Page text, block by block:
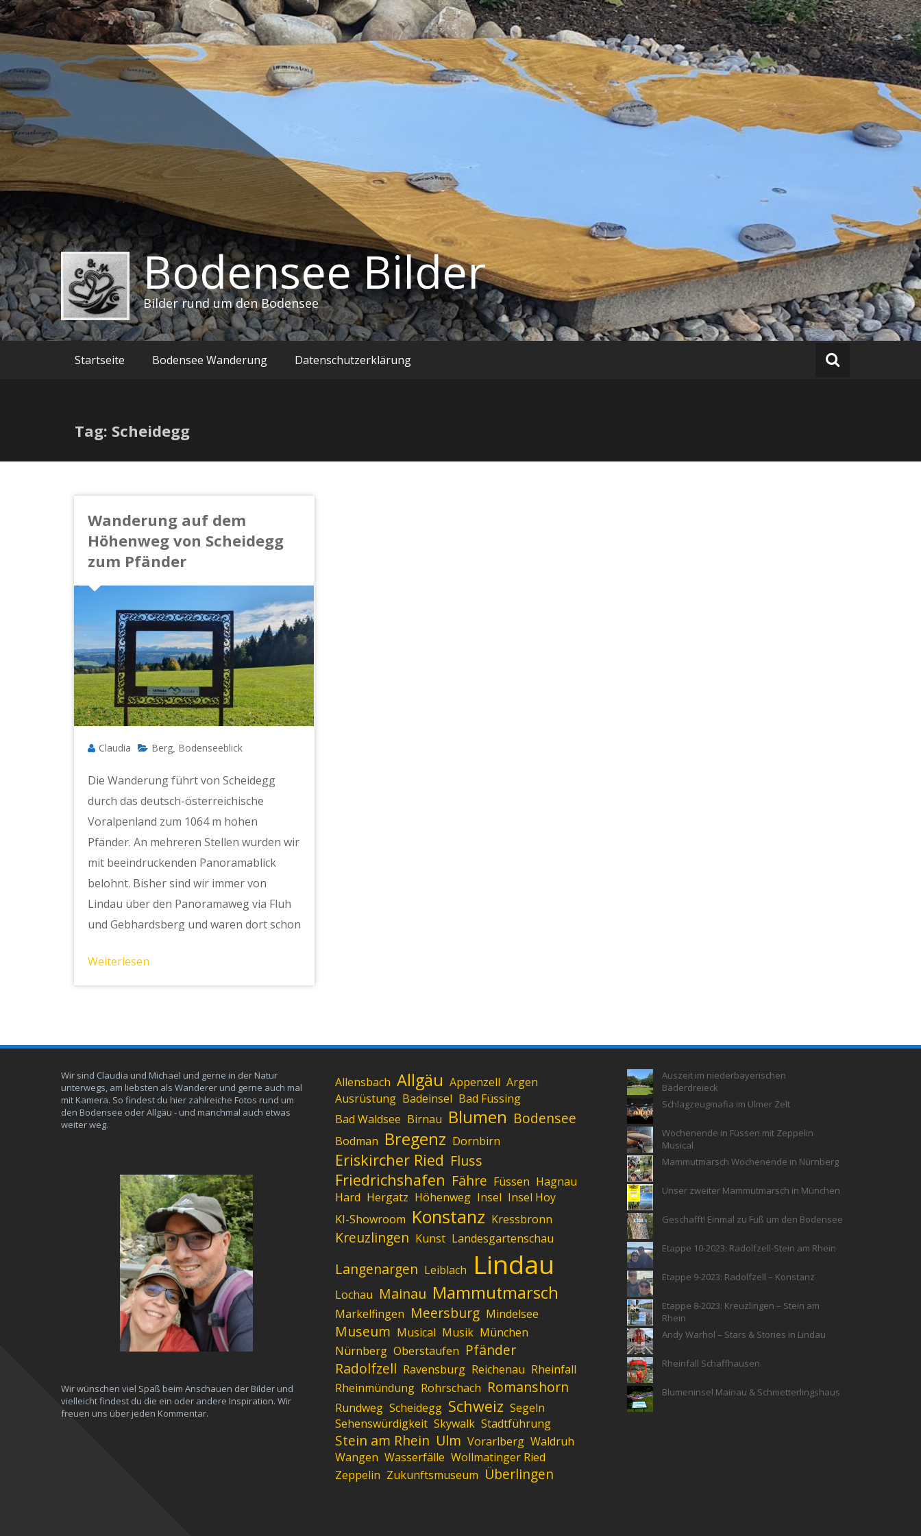
Zum
Inhalt
springen
Bodensee Bilder
Bilder rund um den Bodensee
Startseite Bodensee Wanderung Datenschutzerklärung
Tag: Scheidegg
Wanderung auf dem
Höhenweg von Scheidegg
zum Pfänder
Claudia Berg, Bodenseeblick
Die Wanderung führt von Scheidegg
durch das deutsch-österreichische
Voralpenland zum 1064 m hohen
Pfänder. An mehreren Stellen wurden wir
mit beeindruckenden Panoramablick
belohnt. Bisher sind wir immer von
Lindau über den Panoramaweg via Fluh
und Gebhardsberg und waren dort schon
Weiterlesen
Wir sind Claudia und Michael und gerne in der Natur
unterwegs, am liebsten als Wanderer und gerne auch mal
mit Kamera. So findest du hier zahlreiche Fotos rund um
den Bodensee oder Allgäu - und manchmal auch etwas
weiter weg.
Wir wünschen viel Spaß beim Anschauen der Bilder und
vielleicht findest du die ein oder andere Inspiration. Wir
freuen uns über jeden Kommentar.
Allensbach Allgäu Appenzell Argen
Ausrüstung Badeinsel Bad Füssing
Bad Waldsee Birnau Blumen Bodensee
Bodman Bregenz Dornbirn
Eriskircher Ried Fluss
Friedrichshafen Fähre Füssen Hagnau
Hard Hergatz Höhenweg Insel Insel Hoy
KI-Showroom Konstanz Kressbronn
Kreuzlingen Kunst Landesgartenschau
Langenargen Leiblach Lindau
Lochau Mainau Mammutmarsch
Markelfingen Meersburg Mindelsee
Museum Musical Musik München
Nürnberg Oberstaufen Pfänder
Radolfzell Ravensburg Reichenau Rheinfall
Rheinmündung Rohrschach Romanshorn
Rundweg Scheidegg Schweiz Segeln
Sehenswürdigkeit Skywalk Stadtführung
Stein am Rhein Ulm Vorarlberg Waldruh
Wangen Wasserfälle Wollmatinger Ried
Zeppelin Zukunftsmuseum Überlingen
Auszeit im niederbayerischen
Bäderdreieck
Schlagzeugmafia im Ulmer Zelt
Wochenende in Füssen mit Zeppelin
Musical
Mammutmarsch Wochenende in Nürnberg
Unser zweiter Mammutmarsch in München
Geschafft! Einmal zu Fuß um den Bodensee
Etappe 10-2023: Radolfzell-Stein am Rhein
Etappe 9-2023: Radolfzell – Konstanz
Etappe 8-2023: Kreuzlingen – Stein am
Rhein
Andy Warhol – Stars & Stories in Lindau
Rheinfall Schaffhausen
Blumeninsel Mainau & Schmetterlingshaus